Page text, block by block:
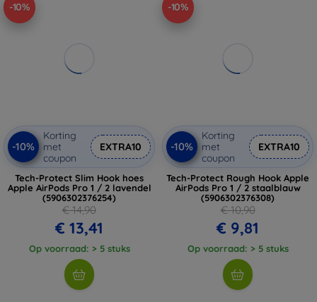
-10%
-10%
Korting
met
coupon
EXTRA10
Tech-Protect Slim Hook hoes
Apple AirPods Pro 1 / 2 lavendel
(5906302376254)
€ 14,90
€ 13,41
Op voorraad: > 5 stuks
-10%
-10%
Korting
met
coupon
EXTRA10
Tech-Protect Rough Hook Apple
AirPods Pro 1 / 2 staalblauw
(5906302376308)
€ 10,90
€ 9,81
Op voorraad: > 5 stuks